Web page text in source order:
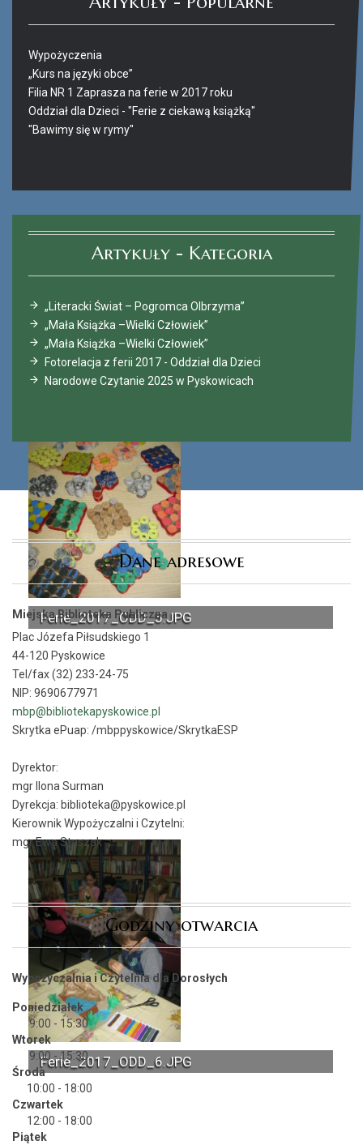
Ferie_2017_ODD_5.JPG
Ferie_2017_ODD_6.JPG
Wypożyczenia
„Kurs na języki obce”
Filia NR 1 Zaprasza na ferie w 2017 roku
Oddział dla Dzieci - "Ferie z ciekawą książką"
"Bawimy się w rymy"
Artykuły - Kategoria
„Literacki Świat – Pogromca Olbrzyma”
„Mała Książka –Wielki Człowiek”
„Mała Książka –Wielki Człowiek”
Fotorelacja z ferii 2017 - Oddział dla Dzieci
Narodowe Czytanie 2025 w Pyskowicach
Dane adresowe
Miejska Biblioteka Publiczna
Plac Józefa Piłsudskiego 1
44-120 Pyskowice
Tel/fax (32) 233-24-75
NIP: 9690677971
mbp@bibliotekapyskowice.pl
Skrytka ePuap: /mbppyskowice/SkrytkaESP
Dyrektor:
mgr Ilona Surman
Dyrekcja: biblioteka@pyskowice.pl
Kierownik Wypożyczalni i Czytelni:
mgr Ewa Staszak
Godziny otwarcia
Wypożyczalnia i Czytelnia dla Dorosłych
Poniedziałek
9:00 - 15:30
Wtorek
9:00 - 15:30
Środa
10:00 - 18:00
Czwartek
12:00 - 18:00
Piątek